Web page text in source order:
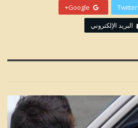
Twitter
Google+
البريد الإلكتروني